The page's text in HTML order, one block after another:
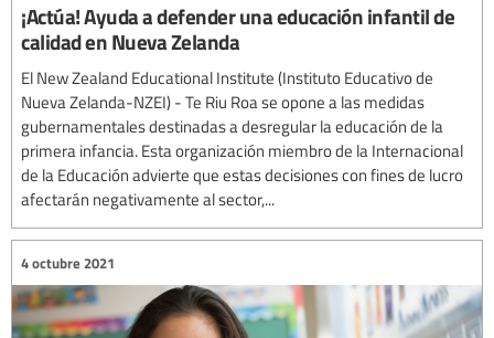
¡Actúa! Ayuda a defender una educación infantil de
calidad en Nueva Zelanda
El New Zealand Educational Institute (Instituto Educativo de
Nueva Zelanda-NZEI) - Te Riu Roa se opone a las medidas
gubernamentales destinadas a desregular la educación de la
primera infancia. Esta organización miembro de la Internacional
de la Educación advierte que estas decisiones con fines de lucro
afectarán negativamente al sector,...
4 octubre 2021